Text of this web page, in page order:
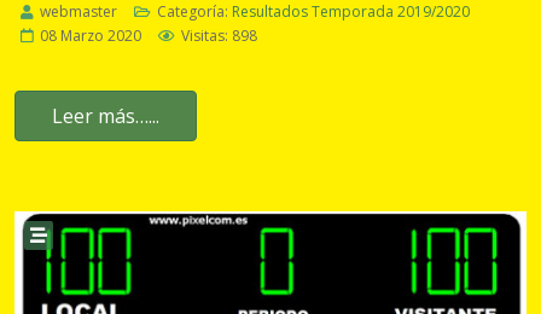
webmaster Categoría: Resultados Temporada 2019/2020
08 Marzo 2020
Visitas: 898
Leer más…...